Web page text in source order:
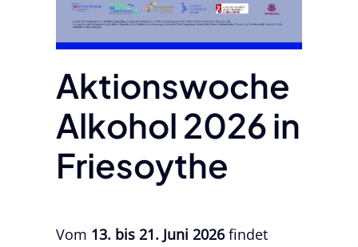
Aktionswoche
Alkohol 2026 in
Friesoythe
Vom 13. bis 21. Juni 2026findet